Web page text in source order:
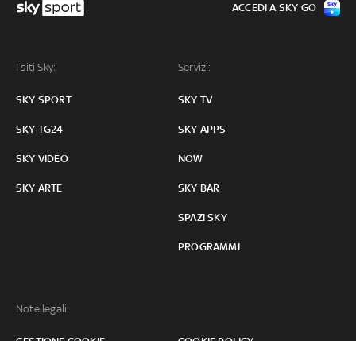
I siti Sky:
SKY SPORT
SKY TG24
SKY VIDEO
SKY ARTE
Servizi:
SKY TV
SKY APPS
NOW
SKY BAR
SPAZI SKY
PROGRAMMI
Note legali:
ACCEDI A SKY GO